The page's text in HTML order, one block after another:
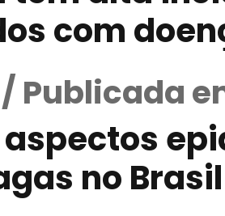
com
Publicada
aspectos
no